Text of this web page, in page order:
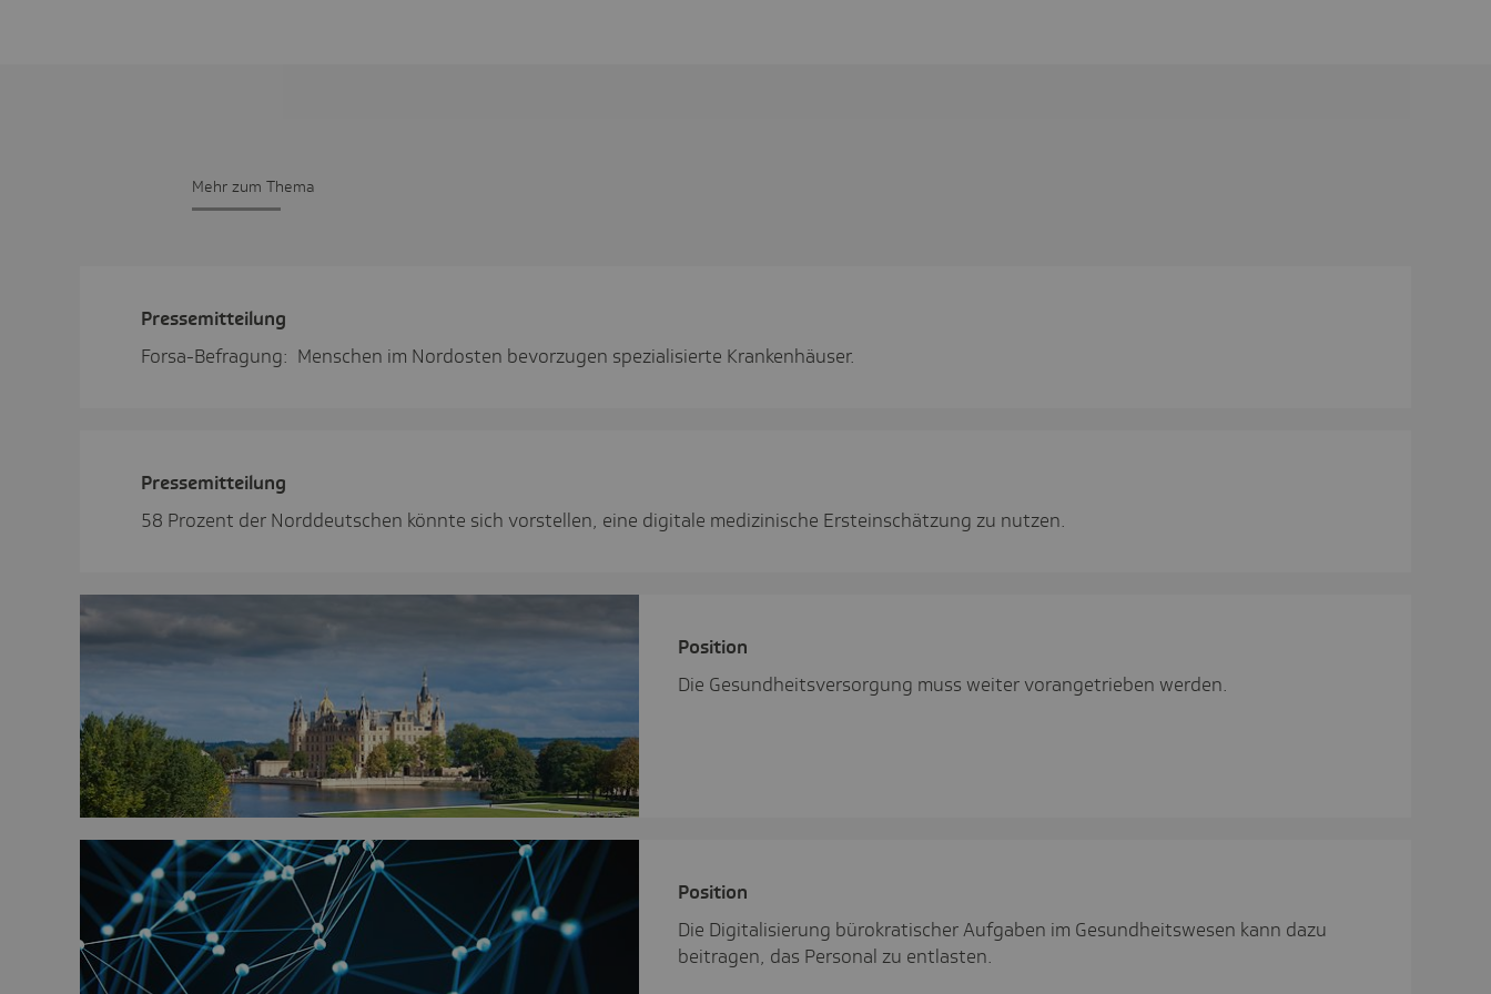
Mehr zum Thema
Pres­se­mit­tei­lung
Forsa-Befragung: Menschen im Nordosten bevorzugen spezialisierte Krankenhäuser.
Pres­se­mit­tei­lung
58 Prozent der Norddeutschen könnte sich vorstellen, eine digitale medizinische Ersteinschätzung zu nutzen.
Posi­tion
Die Gesundheitsversorgung muss weiter vorangetrieben werden.
Posi­tion
Die Digitalisierung bürokratischer Aufgaben im Gesundheitswesen kann dazu
beitragen, das Personal zu entlasten.